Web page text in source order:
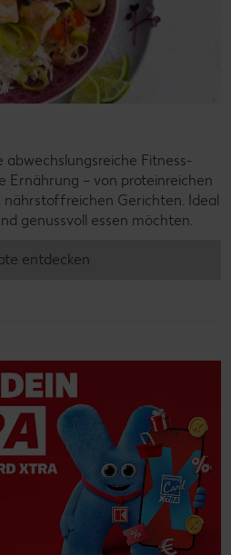
abwechslungsreiche Fitness-
Ernährung – von proteinreichen
nährstoffreichen Gerichten. Ideal
genussvoll essen möchten.
entdecken